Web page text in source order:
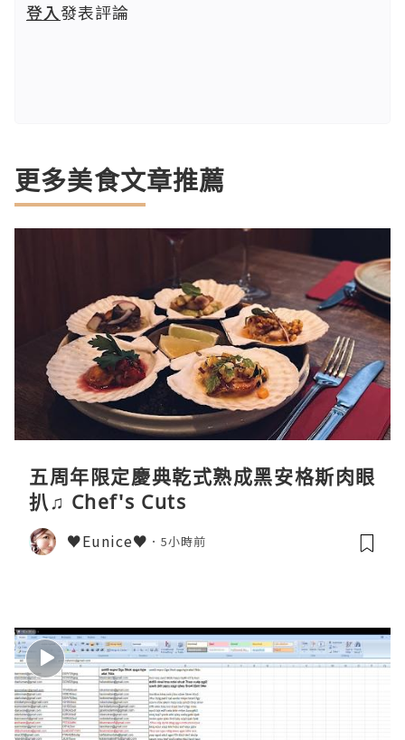
登入發表評論
更多美食文章推薦
五周年限定慶典乾式熟成黑安格斯肉眼
扒♫ Chef's Cuts
♥Eunice♥ 5小時前